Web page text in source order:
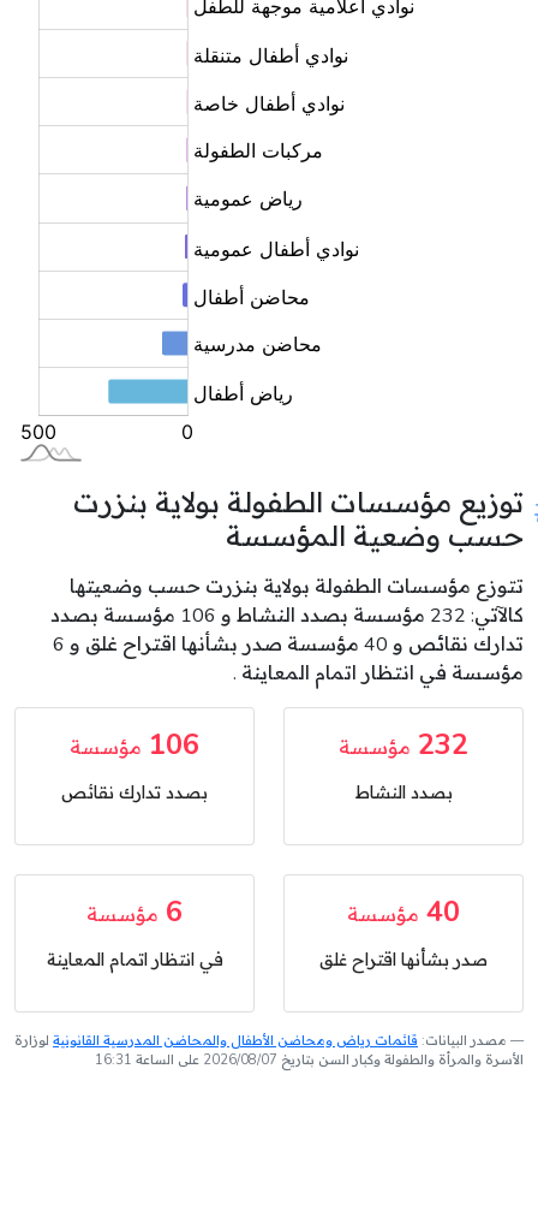
توزيع مؤسسات الطفولة بولاية بنزرت
حسب وضعية المؤسسة
تتوزع مؤسسات الطفولة بولاية بنزرت حسب وضعيتها
كالآتي: 232 مؤسسة بصدد النشاط و 106 مؤسسة بصدد
تدارك نقائص و 40 مؤسسة صدر بشأنها اقتراح غلق و 6
مؤسسة في انتظار اتمام المعاينة .
232 مؤسسة
بصدد النشاط
106 مؤسسة
بصدد تدارك نقائص
40 مؤسسة
صدر بشأنها اقتراح غلق
6 مؤسسة
في انتظار اتمام المعاينة
مصدر البيانات: قائمات رياض ومحاضن الأطفال والمحاضن المدرسية القانونية لوزارة
الأسرة والمرأة والطفولة وكبار السن بتاريخ 2026/08/07 على الساعة 16:31